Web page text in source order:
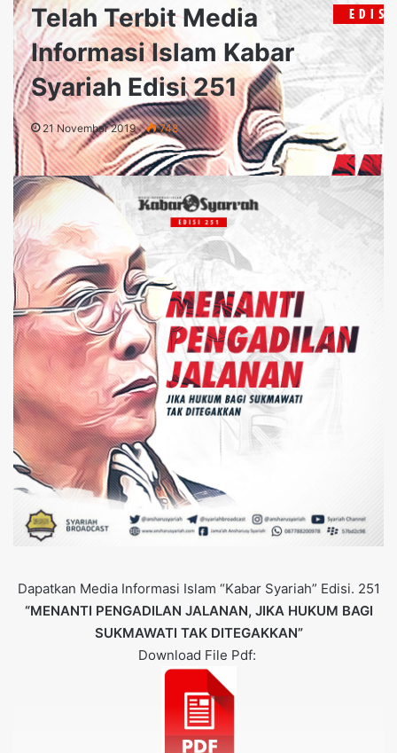
Telah Terbit Media
Informasi Islam Kabar
Syariah Edisi 251
21 November 2019 748
Dapatkan Media Informasi Islam “Kabar Syariah” Edisi. 251
“MENANTI PENGADILAN JALANAN, JIKA HUKUM BAGI
SUKMAWATI TAK DITEGAKKAN”
Download File Pdf: